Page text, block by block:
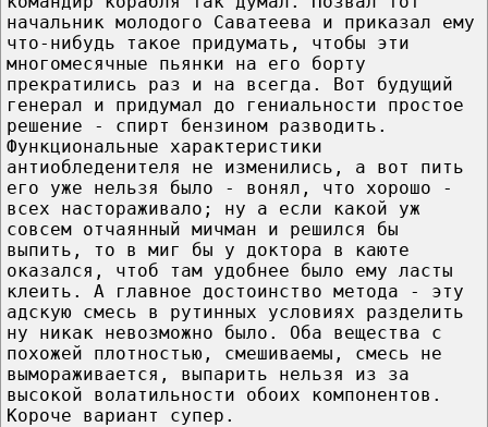
начальник молодого Саватеева и приказал ему
что-нибудь такое придумать, чтобы эти
многомесячные пьянки на его борту
прекратились раз и на всегда. Вот будущий
генерал и придумал до гениальности простое
решение - спирт бензином разводить.
Функциональные характеристики
антиобледенителя не изменились, а вот пить
его уже нельзя было - вонял, что хорошо -
всех настораживало; ну а если какой уж
совсем отчаянный мичман и решился бы
выпить, то в миг бы у доктора в каюте
оказался, чтоб там удобнее было ему ласты
клеить. А главное достоинство метода - эту
адскую смесь в рутинных условиях разделить
ну никак невозможно было. Оба вещества с
похожей плотностью, смешиваемы, смесь не
вымораживается, выпарить нельзя из за
высокой волатильности обоих компонентов.
Короче вариант супер.